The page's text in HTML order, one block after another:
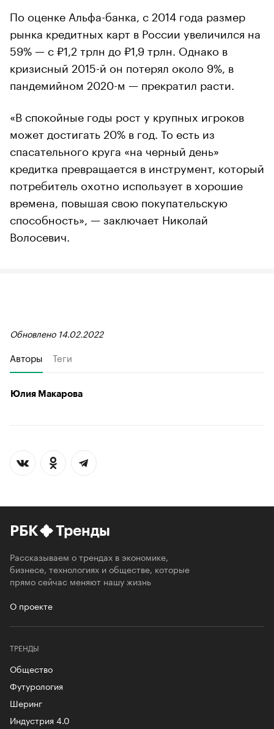
По оценке Альфа-банка, с 2014 года размер
рынка кредитных карт в России увеличился на
59% — с ₽1,2 трлн до ₽1,9 трлн. Однако в
кризисный 2015-й он потерял около 9%, в
пандемийном 2020-м — прекратил расти.
«В спокойные годы рост у крупных игроков
может достигать 20% в год. То есть из
спасательного круга «на черный день»
кредитка превращается в инструмент, который
потребитель охотно использует в хорошие
времена, повышая свою покупательскую
способность», — заключает Николай
Волосевич.
Обновлено 14.02.2022
Авторы Теги
Юлия Макарова
РБК Тренды
Рассказываем о трендах в экономике,
бизнесе, технологиях и обществе, которые
прямо сейчас меняют нашу жизнь
О проекте
ТРЕНДЫ
Общество
Футурология
Шеринг
Индустрия 4.0